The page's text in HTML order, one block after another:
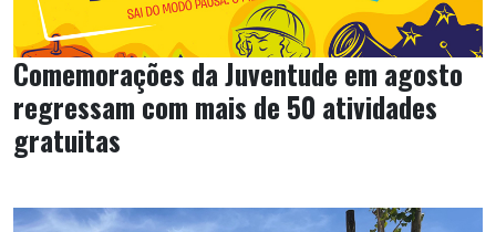
Comemorações da Juventude em agosto
regressam com mais de 50 atividades
gratuitas